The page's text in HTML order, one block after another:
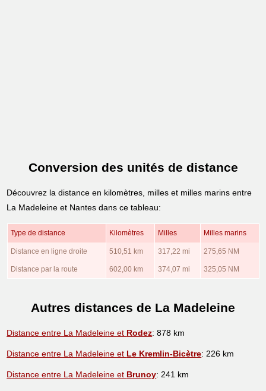
Conversion des unités de distance
Découvrez la distance en kilomètres, milles et milles marins entre
La Madeleine et Nantes dans ce tableau:
Type de distance Kilomètres Milles Milles marins
Distance en ligne droite 510,51 km 317,22 mi 275,65 NM
Distance par la route 602,00 km 374,07 mi 325,05 NM
Autres distances de La Madeleine
Distance entre La Madeleine et Rodez: 878 km
Distance entre La Madeleine et Le Kremlin-Bicètre: 226 km
Distance entre La Madeleine et Brunoy: 241 km